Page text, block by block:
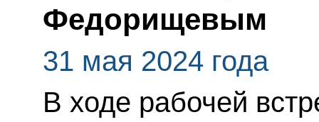
Федорищевым
31 мая 2024 года
В ходе рабочей